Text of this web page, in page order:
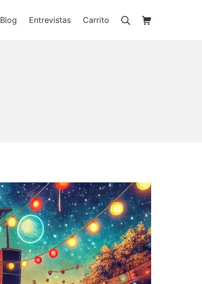
Blog Entrevistas Carrito BuscarCarrito de la